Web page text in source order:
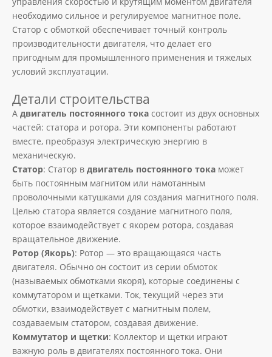
необходимо сильное и регулируемое магнитное поле.
Статор с обмоткой обеспечивает точный контроль
производительности двигателя, что делает его
пригодным для промышленного применения и тяжелых
условий эксплуатации.
Детали строительства
A двигатель постоянного тока состоит из двух основных
частей: статора и ротора. Эти компоненты работают
вместе, преобразуя электрическую энергию в
механическую.
Статор: Статор в двигатель постоянного тока может
быть постоянным магнитом или намотанным
проволочными катушками для создания магнитного поля.
Целью статора является создание магнитного поля,
которое взаимодействует с якорем ротора, создавая
вращательное движение.
Ротор (Якорь): Ротор — это вращающаяся часть
двигателя. Обычно он состоит из серии обмоток
(называемых обмотками якоря), которые соединены с
коммутатором и щетками. Ток, текущий через эти
обмотки, взаимодействует с магнитным полем,
создаваемым статором, создавая движение.
Коммутатор и щетки: Коллектор и щетки играют
важную роль в двигателях постоянного тока. Они